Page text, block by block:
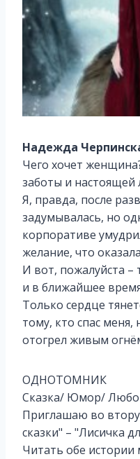
Надежда
Чего хочет
заботы и
Я, правда, после
задумывалась, но
корпоративе
желание, что
И вот, пожалуйста –
и в ближайшее
Только сердце
тому, кто спас меня,
отогрел живым
ОДНОТОМНИК
Сказка/ Юмор/
Приглашаю во
сказки" – "Лисичка
Читать обе